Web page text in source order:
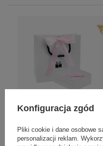
Konfiguracja zgód
Pliki cookie i dane osobowe
personalizacji reklam.